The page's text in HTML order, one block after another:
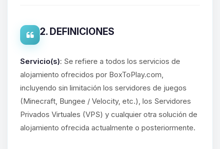
2. DEFINICIONES
Servicio(s): Se refiere a todos los servicios de
alojamiento ofrecidos por BoxToPlay.com,
incluyendo sin limitación los servidores de juegos
(Minecraft, Bungee / Velocity, etc.), los Servidores
Privados Virtuales (VPS) y cualquier otra solución de
alojamiento ofrecida actualmente o posteriormente.